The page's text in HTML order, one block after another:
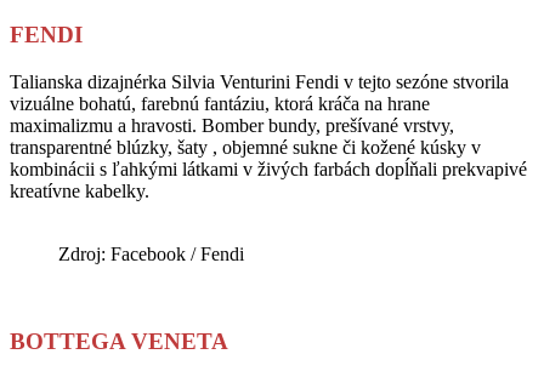
FENDI
Talianska dizajnérka Silvia Venturini Fendi v tejto sezóne stvorila
vizuálne bohatú, farebnú fantáziu, ktorá kráča na hrane
maximalizmu a hravosti. Bomber bundy, prešívané vrstvy,
transparentné blúzky, šaty , objemné sukne či kožené kúsky v
kombinácii s ľahkými látkami v živých farbách dopĺňali prekvapivé
kreatívne kabelky.
Zdroj: Facebook / Fendi
BOTTEGA VENETA